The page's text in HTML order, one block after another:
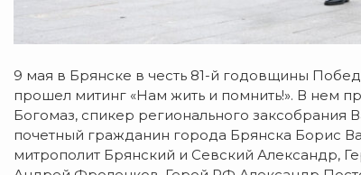
9 мая в Брянске в честь 81-й годовщины
прошел митинг «Нам жить и помнить!». В нем
Богомаз, спикер регионального заксобрания
почетный гражданин города Брянска Борис
митрополит Брянский и Севский Александр,